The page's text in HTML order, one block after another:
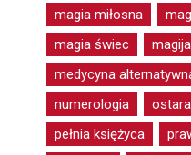
magia miłosna
magia świec
magija
medycyna
numerologia
ostara
pełnia księżyca